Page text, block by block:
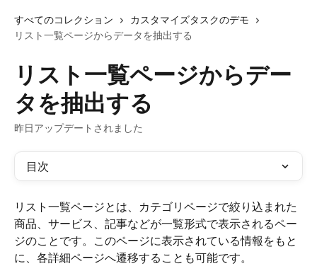
すべてのコレクション
カスタマイズタスクのデモ
リスト一覧ページからデータを抽出する
リスト一覧ページからデー
タを抽出する
昨日アップデートされました
目次
リスト一覧ページとは、カテゴリページで絞り込まれた
商品、サービス、記事などが一覧形式で表示されるペー
ジのことです。このページに表示されている情報をもと
に、各詳細ページへ遷移することも可能です。